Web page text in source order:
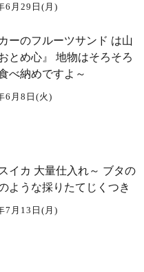
～5L 2,160円均一️ 【紅花
をもって各個に生産者名
頭野菜️】 キャベツ79円️続
79円️ほかもいろいろお買
6月29日(月)
ーのフルーツサンド は山
とめ心️』 地物はそろそろ
べ納めですよ～
6月8日(火)
イカ 大量仕入れ～️ ブタの
ような採りたてじくつき
7月13日(月)